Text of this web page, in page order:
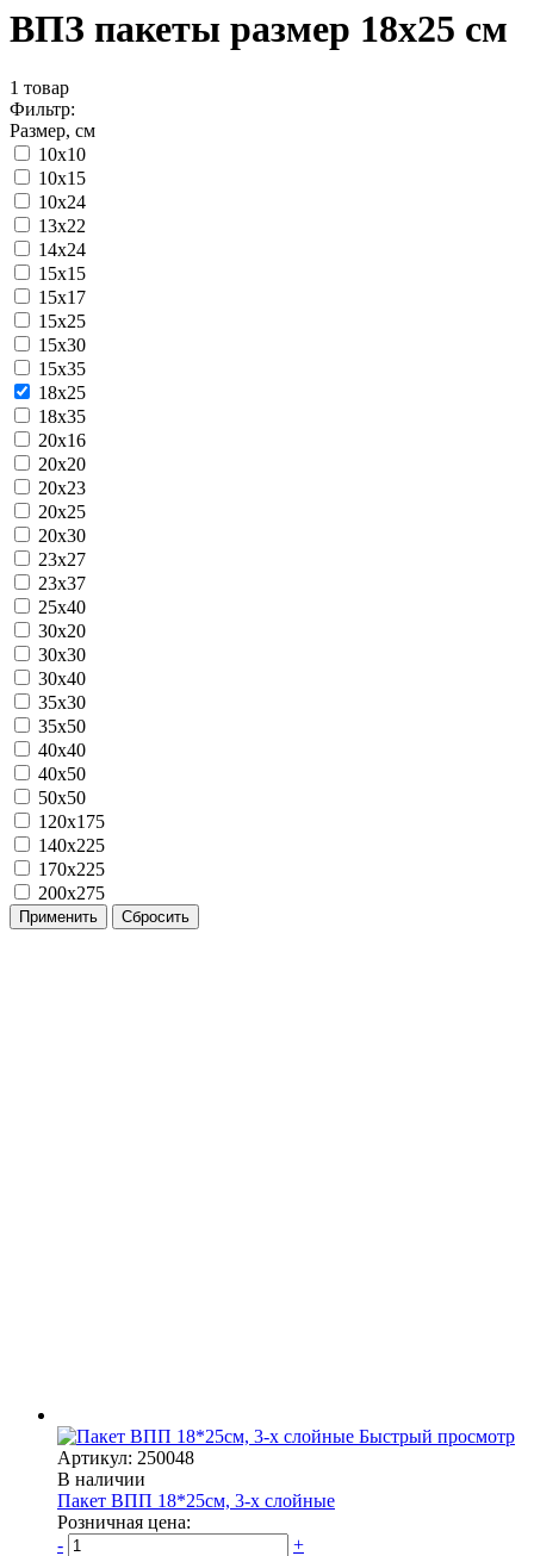
ВПЗ пакеты размер 18x25 см
1 товар
Фильтр:
Размер, см
10x10
10x15
10x24
13x22
14x24
15x15
15x17
15x25
15x30
15x35
18x25
18x35
20x16
20x20
20x23
20x25
20x30
23x27
23x37
25x40
30x20
30x30
30x40
35x30
35x50
40x40
40x50
50x50
120х175
140х225
170х225
200х275
Применить Сбросить
Быстрый просмотр
Артикул: 250048
В наличии
Пакет ВПП 18*25см, 3-х слойные
Розничная цена:
-
+